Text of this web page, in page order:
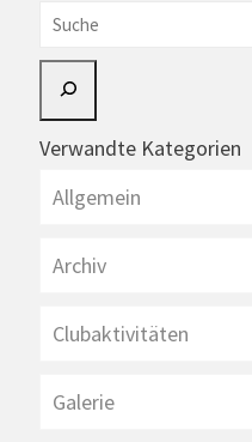
Suche
Verwandte Kategorien
Allgemein
Archiv
Clubaktivitäten
Galerie